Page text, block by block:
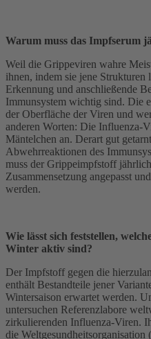
Warum muss das Impfserum
Weil die Grippeviren wahre
ihnen, indem sie jene
Erkennung und anschließende
Immunsystem wichtig sind. Die
der Oberfläche der Viren und
anderen Worten: Die Influenza-
Mäntelchen an. Derart gut
Abwehrreaktionen des
muss der Grippeimpfstoff
Zusammensetzung angepasst
werden.
Wie lässt sich feststellen,
Winter aktiv sind?
Der Impfstoff gegen die
enthält Bestandteile jener
Wintersaison erwartet werden.
untersuchen Referenzlabore
zirkulierenden Influenza-Viren.
die